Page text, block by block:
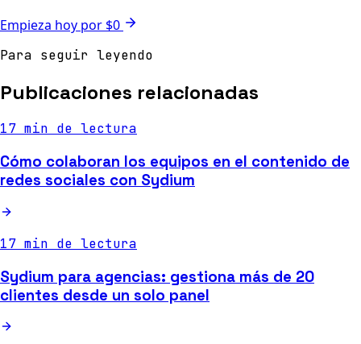
Empieza hoy por $0
Para seguir leyendo
Publicaciones relacionadas
17 min de lectura
Cómo colaboran los equipos en el contenido de
redes sociales con Sydium
17 min de lectura
Sydium para agencias: gestiona más de 20
clientes desde un solo panel